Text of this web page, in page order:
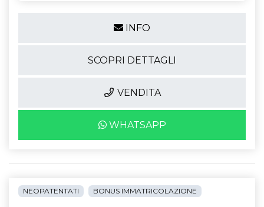
INFO
SCOPRI DETTAGLI
VENDITA
WHATSAPP
NEOPATENTATI BONUS IMMATRICOLAZIONE